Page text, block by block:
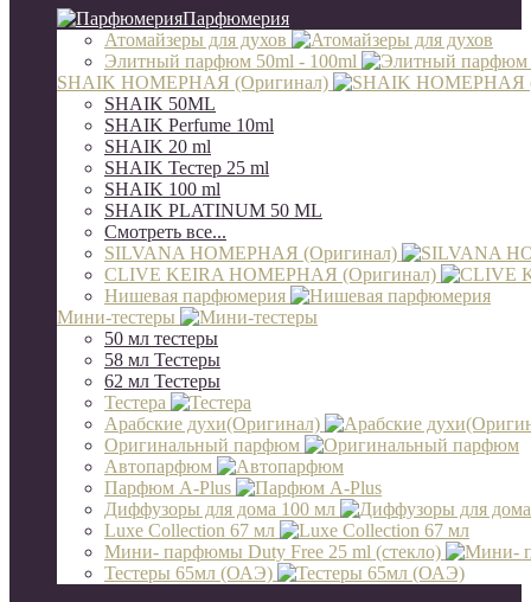
Парфюмерия
Атомайзеры для духов
Элитный парфюм 50ml - 100ml
SHAIK НОМЕРНАЯ (Оригинал)
SHAIK 50ML
SHAIK Perfume 10ml
SHAIK 20 ml
SHAIK Тестер 25 ml
SHAIK 100 ml
SHAIK PLATINUM 50 ML
Смотреть все...
SILVANA НОМЕРНАЯ (Оригинал)
CLIVE KEIRA НОМЕРНАЯ (Оригинал)
Нишевая парфюмерия
Мини-тестеры
50 мл тестеры
58 мл Тестеры
62 мл Тестеры
Тестера
Арабские духи(Оригинал)
Оригинальный парфюм
Автопарфюм
Парфюм A-Plus
Диффузоры для дома 100 мл
Luxe Collection 67 мл
Мини- парфюмы Duty Free 25 ml (стекло)
Тестеры 65мл (ОАЭ)